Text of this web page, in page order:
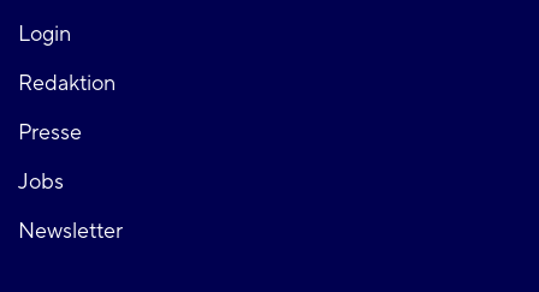
Login
Fußzeile
rechts
Redaktion
Presse
Jobs
Newsletter